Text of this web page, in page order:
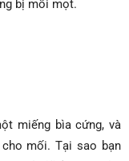
bị mối mọt.
miếng bìa cứng, và
mối. Tại sao bạn